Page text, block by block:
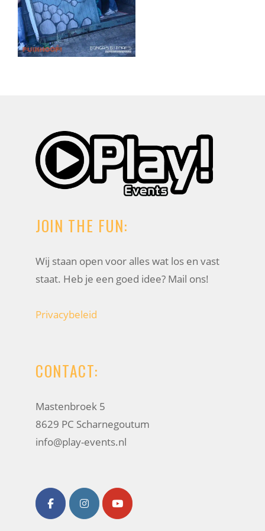
JOIN THE FUN:
Wij staan open voor alles wat los en vast
staat. Heb je een goed idee? Mail ons!
Privacybeleid
CONTACT:
Mastenbroek 5
8629 PC Scharnegoutum
info@play-events.nl